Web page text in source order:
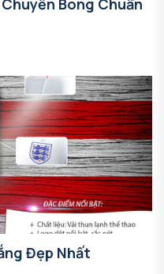
Đẹp Nhất